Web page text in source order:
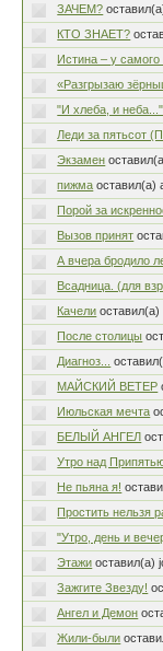
ЗАЧЕМ?
КТО ЗНАЕТ?
Истина – у самого
«Разгрызаю
"И хлеба, и неба..."
Леди за пятьсот
Экзамен
пижма оставил(а)
Порой за
Вызов принят
А вчера бродило
Всадница. (для
Качели оставил(а)
После столицы
Диагноз...
МАЙСКИЙ ВЕТЕР
Июльская мечта
БЕЛЫЙ АНГЕЛ
Утро над
Не пьяна я!
Простить нельзя
"Утро, день и
Этажи оставил(а)
Зажгите Звезду!
Ангел и Демон
Жили-были